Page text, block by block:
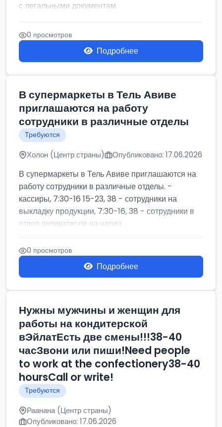
с легальными документам
0 просмотров
Подробнее
В супермаркеты в Тель Авиве
приглашаются на работу
сотрудники в различные отделы
Требуются
Холон (Центр страны) Опубликовано: 17.06.2026
В супермаркеты в Тель Авиве приглашаются на
работу сотрудники в различные отделы. -
кассиры, 7:30-16 15-23, 38 - сотрудники на
выкладку продукции, 7:30-16, 38 - сотрудники в
отдел деликатесов на нарез...
0 просмотров
Подробнее
Нужны мужчины и женщин для
работы на кондитерской
вЭйлатЕсть две смены!!!38-40
часЗвони или пиши!Need people
to work at the confectionery38-40
hoursCall or write!
Требуются
Раанана (Центр страны)
Опубликовано: 17.06.2026